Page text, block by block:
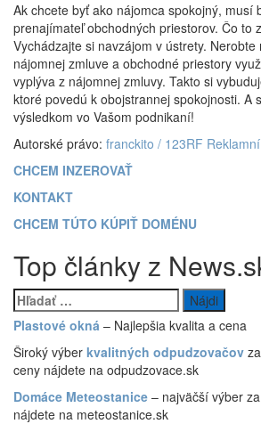
Ak chcete byť ako nájomca spokojný, musí
prenajímateľ obchodných priestorov. Čo to
Vychádzajte si navzájom v ústrety. Nerobte
nájomnej zmluve a obchodné priestory
vyplýva z nájomnej zmluvy. Takto si
ktoré povedú k obojstrannej spokojnosti. A
výsledkom vo Vašom podnikaní!
Autorské právo: franckito / 123RF
CHCEM INZEROVAŤ
KONTAKT
CHCEM TÚTO KÚPIŤ DOMÉNU
Top články z
Hľadať:
Plastové okná – Najlepšia kvalita a cena
Široký výber kvalitných odpudzovačov
ceny nájdete na odpudzovace.sk
Domáce Meteostanice – najväčší výber
nájdete na meteostanice.sk